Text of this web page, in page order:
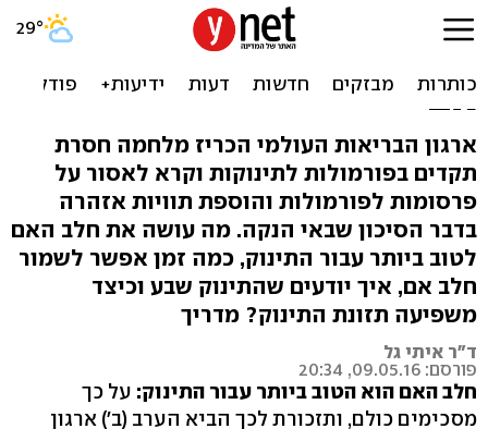
למה תחליפי החלב לא
מספקים את מה שיש בחלב
אם
ארגון הבריאות העולמי הכריז מלחמה חסרת
תקדים בפורמולות לתינוקות וקרא לאסור על
פרסומות לפורמולות והוספת תוויות אזהרה
בדבר הסיכון שבאי הנקה. מה עושה את חלב האם
לטוב ביותר עבור התינוק, כמה זמן אפשר לשמור
חלב אם, איך יודעים שהתינוק שבע וכיצד
משפיעה תזונת התינוק? מדריך
ד"ר איתי גל
פורסם: 09.05.16, 20:34
חלב האם הוא הטוב ביותר עבור התינוק: על כך
מסכימים כולם, ותזכורת לכך הביא הערב (ב') ארגון